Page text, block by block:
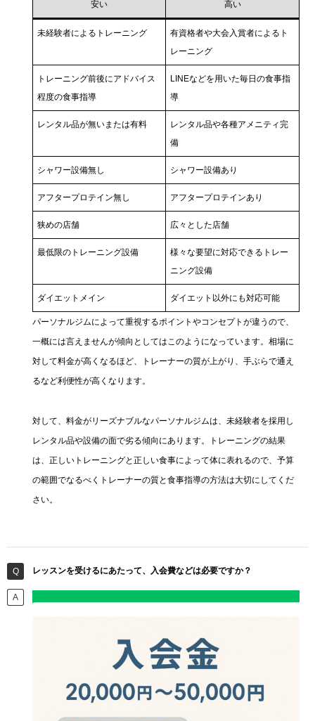
安い 高い
未経験者によるトレーニング
有資格者や大会入賞者によるト
レーニング
トレーニング前後にアドバイス
程度の食事指導
LINEなどを用いた毎日の食事指
導
レンタル品が無いまたは有料
レンタル品や各種アメニティ完
備
シャワー設備無し シャワー設備あり
アフタープロテイン無し アフタープロテインあり
狭めの店舗 広々とした店舗
最低限のトレーニング設備
様々な要望に対応できるトレー
ニング設備
ダイエットメイン ダイエット以外にも対応可能
パーソナルジムによって重視するポイントやコンセプトが違うので、
一概には言えませんが傾向としてはこのようになっています。相場に
対して料金が高くなるほど、トレーナーの質が上がり、手ぶらで通え
るなど利便性が高くなります。
対して、料金がリーズナブルなパーソナルジムは、未経験者を採用し
レンタル品や設備の面で劣る傾向にあります。トレーニングの結果
は、正しいトレーニングと正しい食事によって体に表れるので、予算
の範囲でなるべくトレーナーの質と食事指導の方法は大切にしてくだ
さい。
レッスンを受けるにあたって、入会費などは必要ですか？